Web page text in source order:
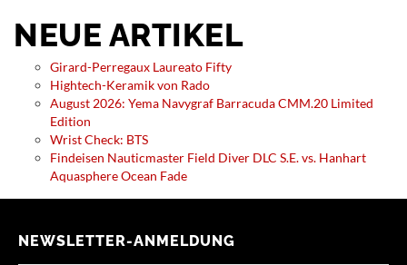
NEUE ARTIKEL
Girard-Perregaux Laureato Fifty
Hightech-Keramik von Rado
August 2026: Yema Navygraf Barracuda CMM.20 Limited
Edition
Wrist Check: BTS
Findeisen Nauticmaster Field Diver DLC S.E. vs. Hanhart
Aquasphere Ocean Fade
NEWSLETTER-ANMELDUNG